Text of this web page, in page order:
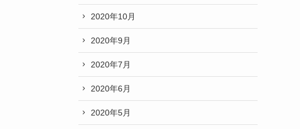
2020年10月
2020年9月
2020年7月
2020年6月
2020年5月